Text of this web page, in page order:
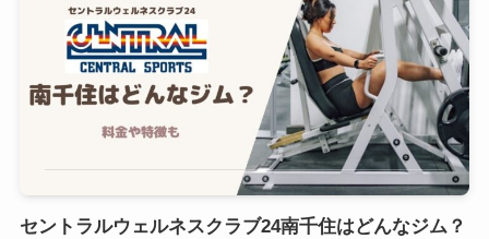
セントラルウェルネスクラブ24南千住はどんなジム？